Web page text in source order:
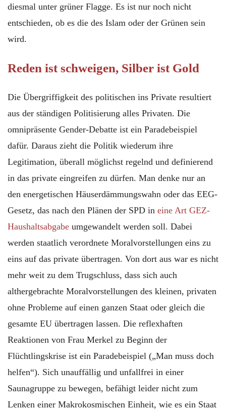
diesmal unter grüner Flagge. Es ist nur noch nicht
entschieden, ob es die des Islam oder der Grünen sein
wird.
Reden ist schweigen, Silber ist Gold
Die Übergriffigkeit des politischen ins Private resultiert
aus der ständigen Politisierung alles Privaten. Die
omnipräsente Gender-Debatte ist ein Paradebeispiel
dafür. Daraus zieht die Politik wiederum ihre
Legitimation, überall möglichst regelnd und definierend
in das private eingreifen zu dürfen. Man denke nur an
den energetischen Häuserdämmungswahn oder das EEG-
Gesetz, das nach den Plänen der SPD in eine Art GEZ-
Haushaltsabgabe umgewandelt werden soll. Dabei
werden staatlich verordnete Moralvorstellungen eins zu
eins auf das private übertragen. Von dort aus war es nicht
mehr weit zu dem Trugschluss, dass sich auch
althergebrachte Moralvorstellungen des kleinen, privaten
ohne Probleme auf einen ganzen Staat oder gleich die
gesamte EU übertragen lassen. Die reflexhaften
Reaktionen von Frau Merkel zu Beginn der
Flüchtlingskrise ist ein Paradebeispiel („Man muss doch
helfen“). Sich unauffällig und unfallfrei in einer
Saunagruppe zu bewegen, befähigt leider nicht zum
Lenken einer Makrokosmischen Einheit, wie es ein Staat